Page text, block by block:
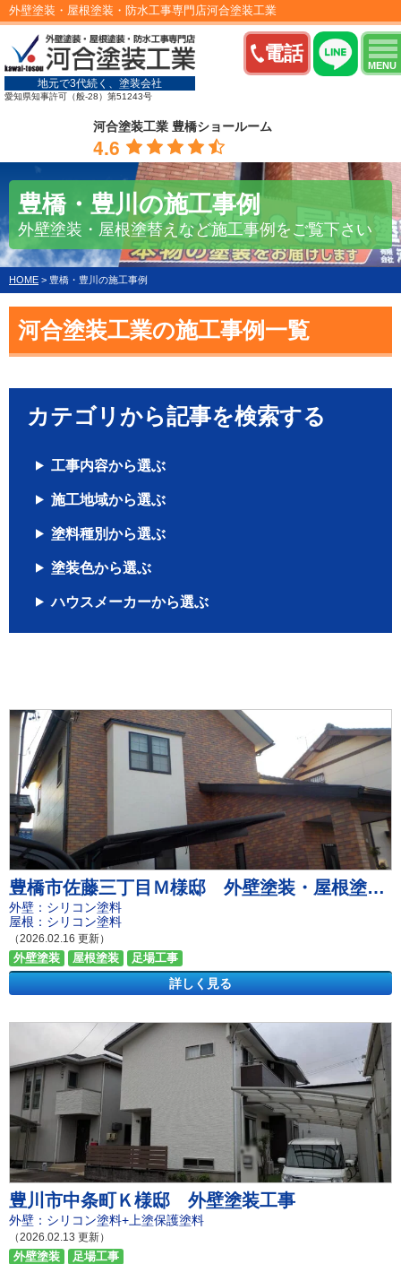
電話
MENU
外壁塗装・屋根塗装・防水工事専門店河合塗装工業
地元で3代続く、塗装会社
愛知県知事許可（般-28）第51243号
河合塗装工業 豊橋ショールーム
4.6
豊橋・豊川の施工事例
外壁塗装・屋根塗替えなど施工事例をご覧下さい
HOME > 豊橋・豊川の施工事例
河合塗装工業の施工事例一覧
カテゴリから記事を検索する
工事内容から選ぶ
施工地域から選ぶ
塗料種別から選ぶ
塗装色から選ぶ
ハウスメーカーから選ぶ
豊橋市佐藤三丁目Ｍ様邸 外壁塗装・屋根塗装工事
外壁：シリコン塗料
屋根：シリコン塗料
（2026.02.16 更新）
詳しく見る
外壁塗装 屋根塗装 足場工事
豊川市中条町Ｋ様邸 外壁塗装工事
外壁：シリコン塗料+上塗保護塗料
（2026.02.13 更新）
外壁塗装 足場工事